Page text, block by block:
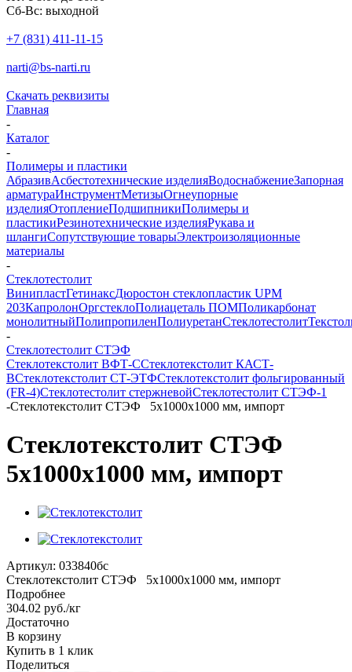
Сб-Вс: выходной
+7 (831) 411-11-15
narti@bs-narti.ru
Скачать реквизиты
Главная
-
Каталог
-
Полимеры и пластики
АбразивАсбестотехнические изделияВодоснабжениеЗапорная
арматураИнструментМетизыОгнеупорные
изделияОтоплениеПодшипникиПолимеры и
пластикиРезинотехнические изделияРукава и
шлангиСопутствующие товарыЭлектроизоляционные
материалы
-
Стеклотестолит
ВинипластГетинаксДюростон стеклопластик UPM
203КапролонОргстеклоПолиацеталь ПОМПоликарбонат
монолитныйПолипропиленПолиуретанСтеклотестолит
-
Стеклотестолит СТЭФ
Стеклотекстолит ВФТ-ССтеклотекстолит КАСТ-
ВСтеклотекстолит СТ-ЭТФСтеклотекстолит фольгированный
(FR-4)Стеклотестолит стержневойСтеклотестолит СТЭФ-1
-Стеклотекстолит СТЭФ 5х1000х1000 мм, импорт
Стеклотекстолит СТЭФ
5х1000х1000 мм, импорт
Артикул: 033840бс
Стеклотекстолит СТЭФ 5х1000х1000 мм, импорт
Подробнее
304.02 руб./кг
Достаточно
В корзину
Купить в 1 клик
Поделиться